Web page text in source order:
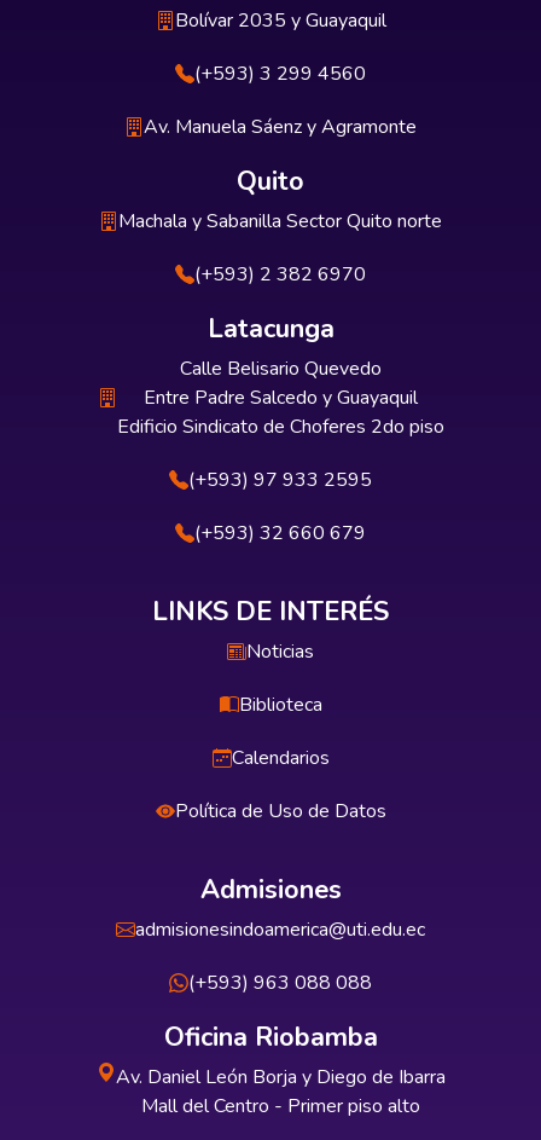
Bolívar 2035 y Guayaquil
(+593) 3 299 4560
Av. Manuela Sáenz y Agramonte
Quito
Machala y Sabanilla Sector Quito norte
(+593) 2 382 6970
Latacunga
Calle Belisario Quevedo
Entre Padre Salcedo y Guayaquil
Edificio Sindicato de Choferes 2do piso
(+593) 97 933 2595
(+593) 32 660 679
LINKS DE INTERÉS
Noticias
Biblioteca
Calendarios
Política de Uso de Datos
Admisiones
admisionesindoamerica@uti.edu.ec
(+593) 963 088 088
Oficina Riobamba
Av. Daniel León Borja y Diego de Ibarra
Mall del Centro - Primer piso alto